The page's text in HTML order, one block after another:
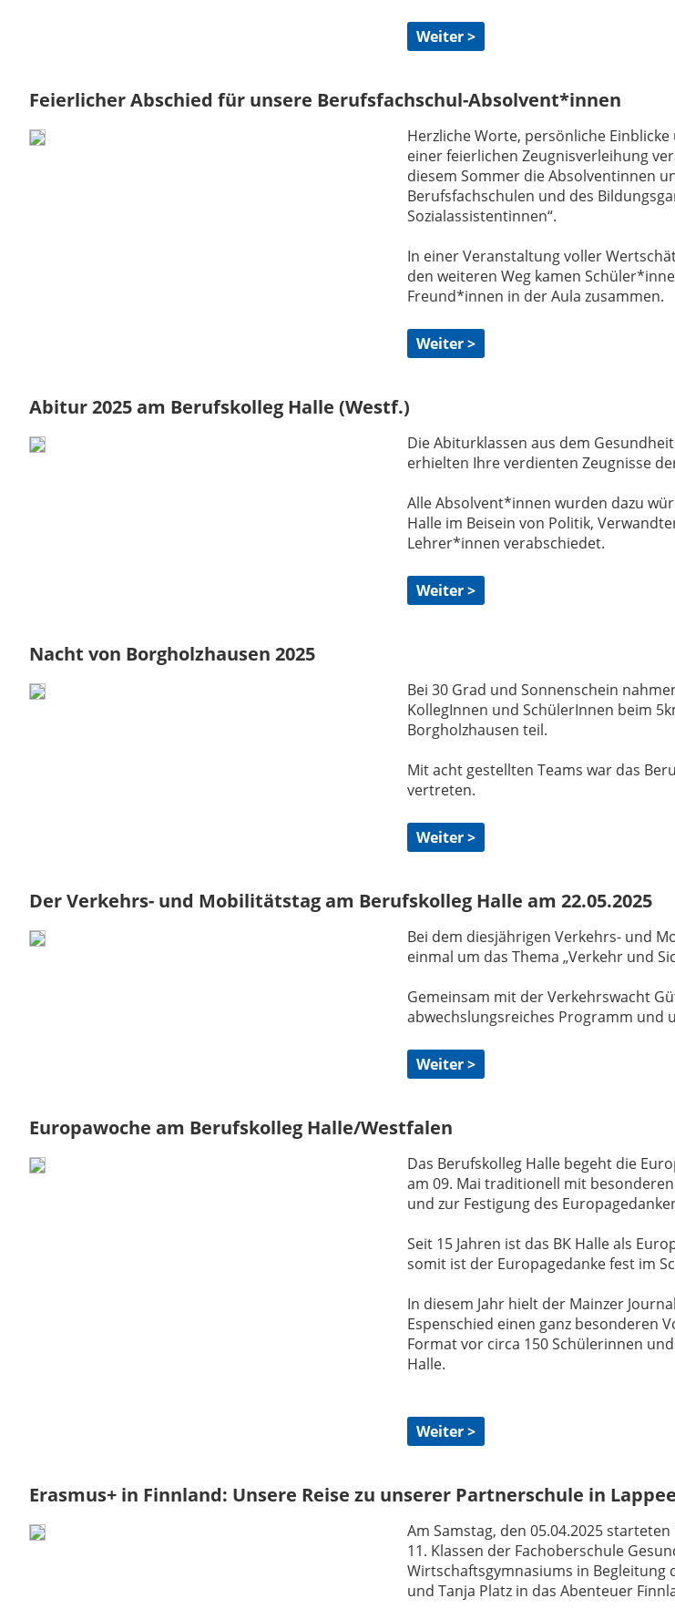
Weiter >
Feierlicher Abschied für unsere Berufsfachschul-Absolvent*innen
Herzliche Worte, persönliche
einer feierlichen Zeugnisverleihung
diesem Sommer die Absolventinnen
Berufsfachschulen und des
Sozialassistentinnen“.
In einer Veranstaltung voller
den weiteren Weg kamen
Freund*innen in der Aula zusammen.
Weiter >
Abitur 2025 am Berufskolleg Halle (Westf.)
Die Abiturklassen aus dem
erhielten Ihre verdienten Zeugnisse
Alle Absolvent*innen wurden dazu
Halle im Beisein von Politik,
Lehrer*innen verabschiedet.
Weiter >
Nacht von Borgholzhausen 2025
Bei 30 Grad und Sonnenschein
KollegInnen und SchülerInnen beim
Borgholzhausen teil.
Mit acht gestellten Teams war das
vertreten.
Weiter >
Der Verkehrs- und Mobilitätstag am Berufskolleg Halle am 22.05.2025
Bei dem diesjährigen Verkehrs- und
einmal um das Thema „Verkehr und
Gemeinsam mit der Verkehrswacht
abwechslungsreiches Programm und
Weiter >
Europawoche am Berufskolleg Halle/Westfalen
Das Berufskolleg Halle begeht die
am 09. Mai traditionell mit
und zur Festigung des
Seit 15 Jahren ist das BK Halle als
somit ist der Europagedanke fest im
In diesem Jahr hielt der Mainzer
Espenschied einen ganz besonderen
Format vor circa 150 Schülerinnen
Halle.
Weiter >
Erasmus+ in Finnland: Unsere Reise zu unserer Partnerschule in
Am Samstag, den 05.04.2025
11. Klassen der Fachoberschule
Wirtschaftsgymnasiums in Begleitung
und Tanja Platz in das Abenteuer